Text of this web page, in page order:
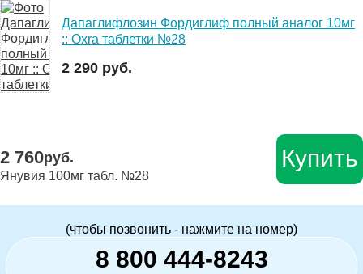
Дапаглифлозин Фордиглиф полный аналог 10мг
:: Oxra таблетки №28
2 290 руб.
2 760руб.
Янувия 100мг табл. №28
Купить
(чтобы позвонить - нажмите на номер)
8 800 444-8243